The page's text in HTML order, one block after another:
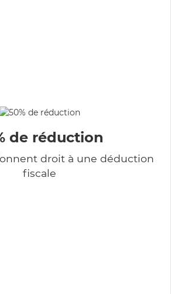
de réduction
droit à une déduction
fiscale